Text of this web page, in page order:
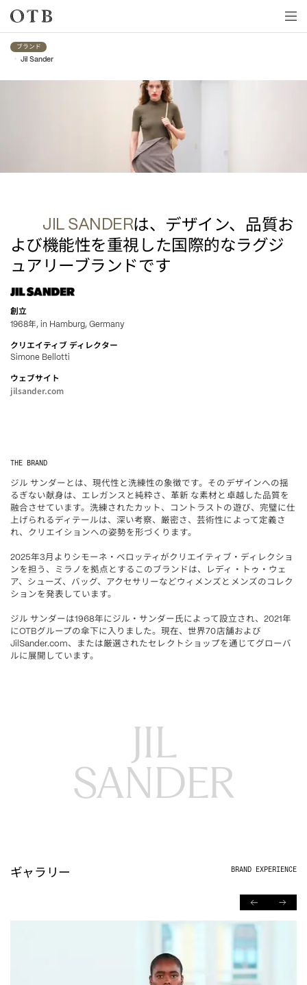
Skip to main content
ブランド
• Jil Sander
Jil Sander
JIL SANDERは、デザイン、品質お
よび機能性を重視した国際的なラグジ
ュアリーブランドです
創立
1968年, in Hamburg, Germany
クリエイティブ ディレクター
Simone Bellotti
ウェブサイト
jilsander.com
THE BRAND
ジル サンダーとは、現代性と洗練性の象徴です。そのデザインへの揺
るぎない献身は、エレガンスと純粋さ、革新 な素材と卓越した品質を
融合させています。洗練されたカット、コントラストの遊び、完璧に仕
上げられるディテールは、深い考察、厳密さ、芸術性によって定義さ
れ、クリエイションへの姿勢を形づくります。
2025年3月よりシモーネ・ベロッティがクリエイティブ・ディレクショ
ンを担う、ミラノを拠点とするこのブランドは、レディ・トゥ・ウェ
ア、シューズ、バッグ、アクセサリーなどウィメンズとメンズのコレク
ションを発表しています。
ジル サンダーは1968年にジル・サンダー氏によって設立され、 2021年
にOTBグループの傘下に入りました。現在、世界70店舗および
JilSander.com、または厳選されたセレクトショップを通じてグローバ
ルに展開しています。
JIL
SANDER
ギャラリー BRAND EXPERIENCE
PREVIOUSNEXT